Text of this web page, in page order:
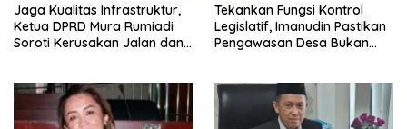
Jaga Kualitas Infrastruktur,
Ketua DPRD Mura Rumiadi
Soroti Kerusakan Jalan dan
Tekankan Fungsi Kontrol
Legislatif, Imanudin Pastikan
Pengawasan Desa Bukan